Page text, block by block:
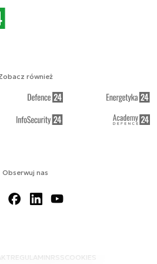
Obserwuj nas
REGULAMINRSS COOKIES
również